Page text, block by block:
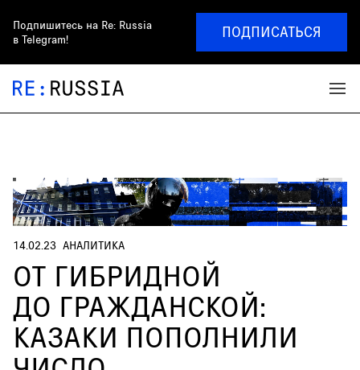
Подпишитесь на Re: Russia
в Telegram!
ПОДПИСАТЬСЯ
14.02.23 АНАЛИТИКА
ОТ ГИБРИДНОЙ
ДО ГРАЖДАНСКОЙ:
КАЗАКИ ПОПОЛНИЛИ